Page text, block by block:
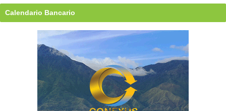
Calendario Bancario